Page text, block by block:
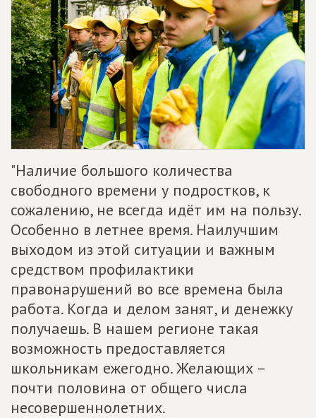
"Наличие большого количества
свободного времени у подростков, к
сожалению, не всегда идёт им на пользу.
Особенно в летнее время. Наилучшим
выходом из этой ситуации и важным
средством профилактики
правонарушений во все времена была
работа. Когда и делом занят, и денежку
получаешь. В нашем регионе такая
возможность предоставляется
школьникам ежегодно. Желающих –
почти половина от общего числа
несовершеннолетних.